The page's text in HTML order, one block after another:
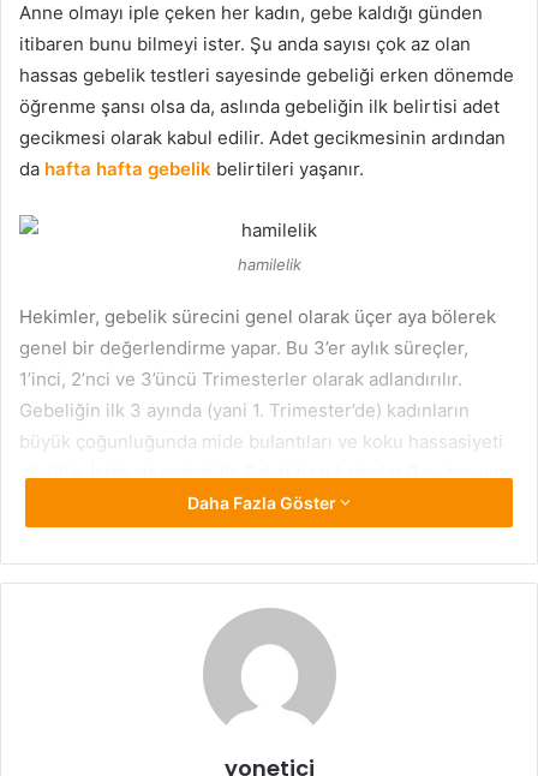
Anne olmayı iple çeken her kadın, gebe kaldığı günden
itibaren bunu bilmeyi ister. Şu anda sayısı çok az olan
hassas gebelik testleri sayesinde gebeliği erken dönemde
öğrenme şansı olsa da, aslında gebeliğin ilk belirtisi adet
gecikmesi olarak kabul edilir. Adet gecikmesinin ardından
da hafta hafta gebelik belirtileri yaşanır.
hamilelik
Hekimler, gebelik sürecini genel olarak üçer aya bölerek
genel bir değerlendirme yapar. Bu 3’er aylık süreçler,
1’inci, 2’nci ve 3’üncü Trimesterler olarak adlandırılır.
Gebeliğin ilk 3 ayında (yani 1. Trimester’de) kadınların
büyük çoğunluğunda mide bulantıları ve koku hassasiyeti
görülür. İştah da azalabilir. Fakat bazı kadınlar 9 ay boyunca
hiç mide bulantısı yaşamadan bu süreci tamamlar. Yani
önemlidir.
Daha Fazla Göster
yonetici